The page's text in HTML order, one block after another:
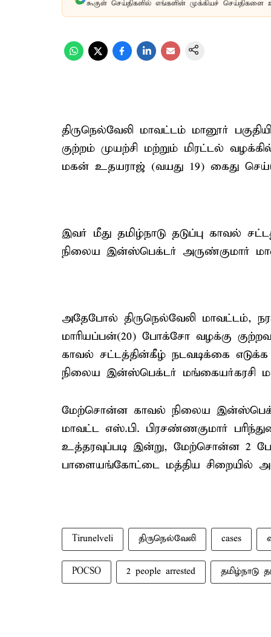
கூகுள் செய்திகளில் எங்களின் முக்கியச் செய்திகளை
திருநெல்வேலி மாவட்டம் மானூர்
குற்றம் முயற்சி மற்றும் மிரட்டல்
மகன் உதயராஜ் (வயது 19) கைது
இவர் மீது தமிழ்நாடு தடுப்பு காவல்
நிலைய இன்ஸ்பெக்டர் அருண்குமார்
அதேபோல் திருநெல்வேலி மாவட்டம்,
மாரியப்பன்(20) போக்சோ வழக்கு
காவல் சட்டத்தின்கீழ் நடவடிக்கை
நிலைய இன்ஸ்பெக்டர் மங்கையர்கரசி
மேற்சொன்ன காவல் நிலைய
மாவட்ட எஸ்.பி. பிரசண்ணகுமார்
உத்தரவுப்படி இன்று, மேற்சொன்ன 2
பாளையங்கோட்டை மத்திய சிறையில்
Tirunelveli திருநெல்வேலி cases
POCSO 2 people arrested தமிழ்நாடு